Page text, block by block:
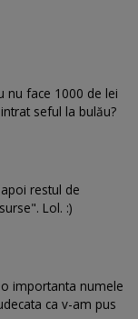
nu face 1000 de lei
seful la bulău?
restul de
Lol. :)
importanta numele
ca v-am pus